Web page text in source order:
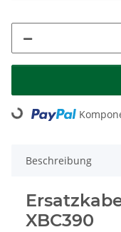
Loading...
Beschreibung
XBC390